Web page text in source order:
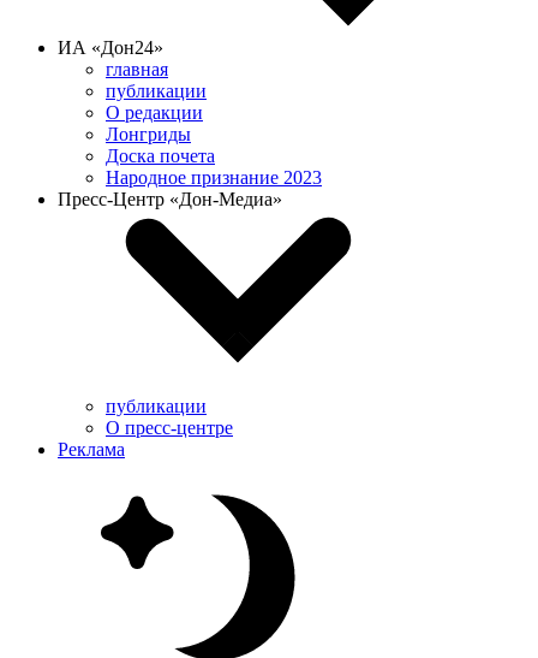
ИА «Дон24»
главная
публикации
О редакции
Лонгриды
Доска почета
Народное признание 2023
Пресс-Центр «Дон-Медиа»
публикации
О пресс-центре
Реклама